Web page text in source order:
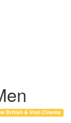
British & Irish Cinema